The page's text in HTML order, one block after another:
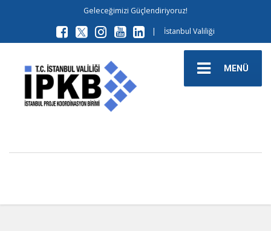
Geleceğimizi Güçlendiriyoruz!
|
İstanbul Valiliği
MENÜ